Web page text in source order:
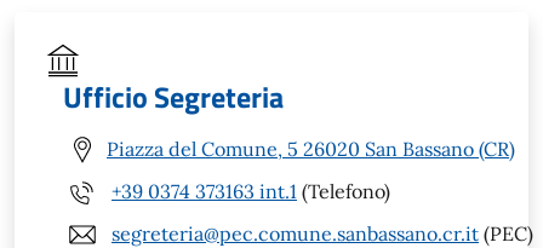
Ufficio Segreteria
Piazza del Comune, 5 26020 San Bassano (CR)
+39 0374 373163 int.1 (Telefono)
segreteria@pec.comune.sanbassano.cr.it (PEC)